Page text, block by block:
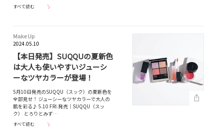
すべて読む
Make Up
2024.05.10
【本日発売】SUQQUの夏新色
は大人も使いやすいジューシ
ーなツヤカラーが登場！
5月10日発売のSUQQU（スック）の夏新色を
全部見せ！ ジューシーなツヤカラーで大人の
肌を彩る♪ 5.10 FRI.発売｜SUQQU（スッ
ク） とろりとみず…
すべて読む